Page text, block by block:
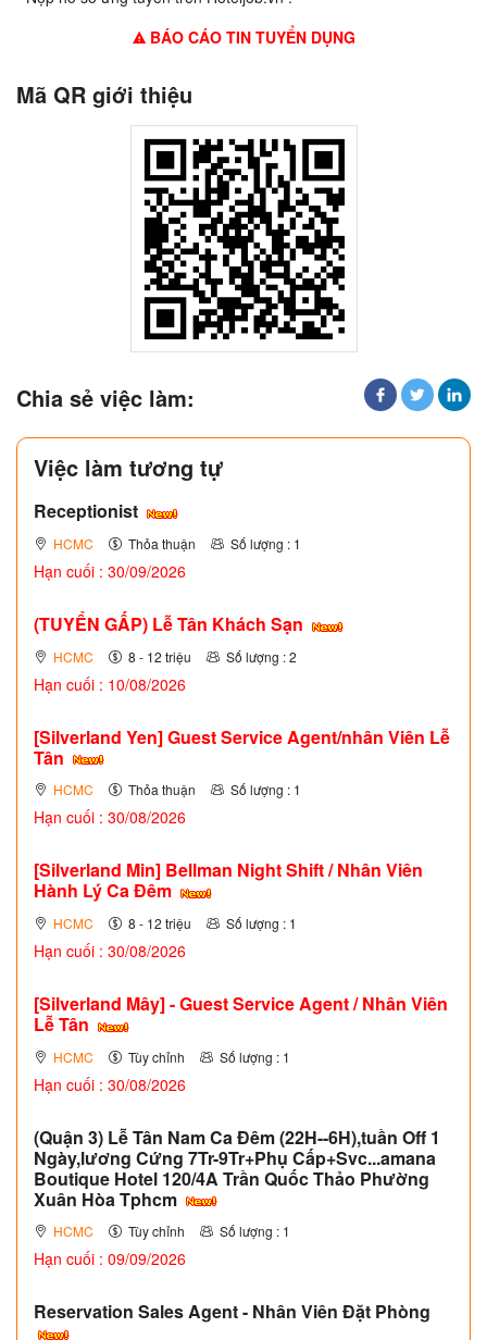
BÁO CÁO TIN TUYỂN DỤNG
Mã QR giới thiệu
Chia sẻ việc làm:
Việc làm tương tự
Receptionist
HCMC Thỏa thuận Số lượng : 1
Hạn cuối : 30/09/2026
(TUYỂN GẤP) Lễ Tân Khách Sạn
HCMC 8 - 12 triệu Số lượng : 2
Hạn cuối : 10/08/2026
[Silverland Yen] Guest Service Agent/nhân Viên Lễ
Tân
HCMC Thỏa thuận Số lượng : 1
Hạn cuối : 30/08/2026
[Silverland Min] Bellman Night Shift / Nhân Viên
Hành Lý Ca Đêm
HCMC 8 - 12 triệu Số lượng : 1
Hạn cuối : 30/08/2026
[Silverland Mây] - Guest Service Agent / Nhân Viên
Lễ Tân
HCMC Tùy chỉnh Số lượng : 1
Hạn cuối : 30/08/2026
(Quận 3) Lễ Tân Nam Ca Đêm (22H--6H),tuần Off 1
Ngày,lương Cứng 7Tr-9Tr+Phụ Cấp+Svc...amana
Boutique Hotel 120/4A Trần Quốc Thảo Phường
Xuân Hòa Tphcm
HCMC Tùy chỉnh Số lượng : 1
Hạn cuối : 09/09/2026
Reservation Sales Agent - Nhân Viên Đặt Phòng